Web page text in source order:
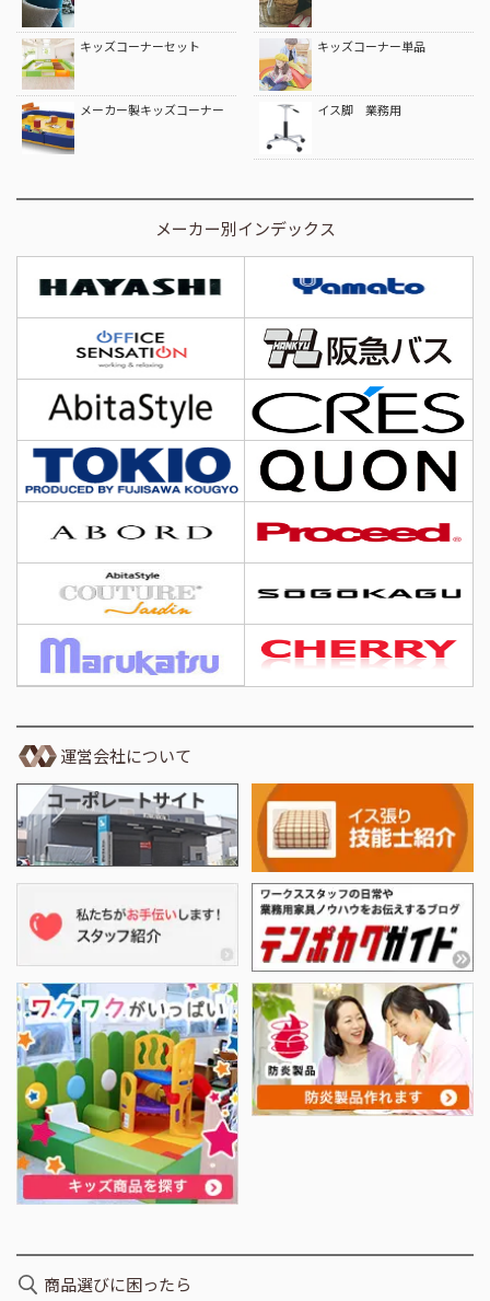
キッズコーナーセット キッズコーナー単品
メーカー製キッズコーナー イス脚 業務用
メーカー別インデックス
運営会社について
商品選びに困ったら